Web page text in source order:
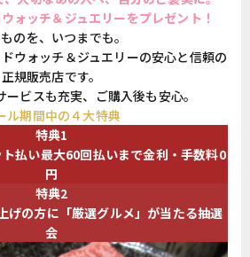
ォッチ＆ジュエリーをプレゼント！
のを、いつまでも。
ウォッチ＆ジュエリーの安心と信頼の
正規販売店です。
ービスも充実、ご購入後も安心。
ル期間中の４大特典
特典1
払い最大60回払いまで金利・手数料0
円
特典2
げの方に「厳選グルメ」が当たる抽選
会